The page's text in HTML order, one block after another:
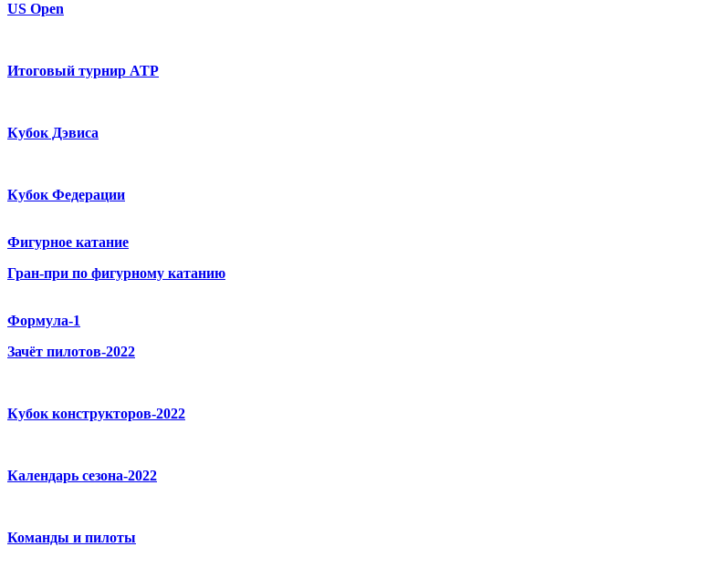
US Open
Итоговый турнир ATP
Кубок Дэвиса
Кубок Федерации
Фигурное катание
Гран-при по фигурному катанию
Формула-1
Зачёт пилотов-2022
Кубок конструкторов-2022
Календарь сезона-2022
Команды и пилоты